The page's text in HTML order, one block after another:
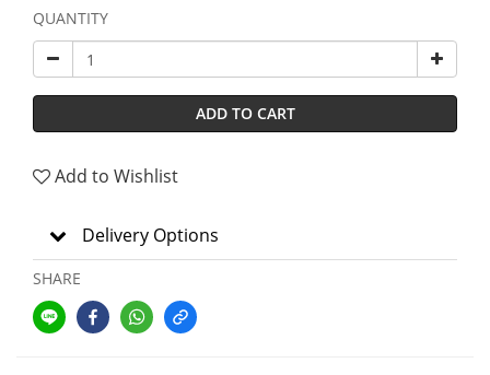
QUANTITY
ADD TO CART
Add to Wishlist
Delivery Options
SHARE